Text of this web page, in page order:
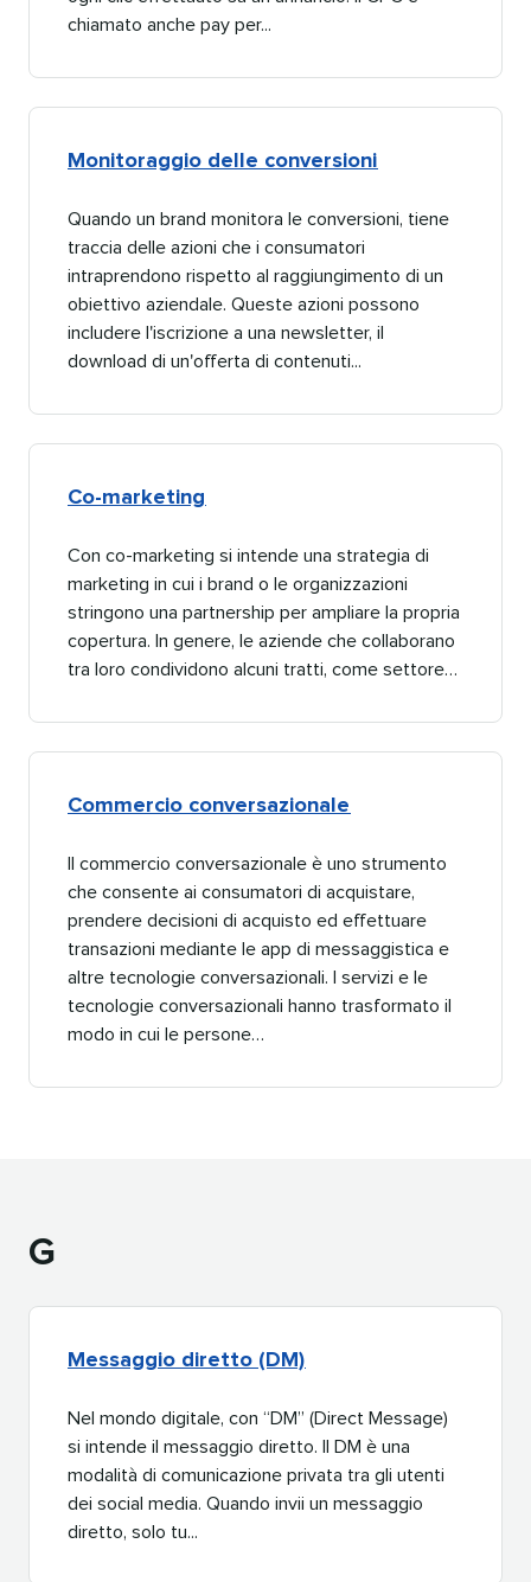
chiamato anche pay per...​​
Monitoraggio delle conversioni​​
Quando un brand monitora le conversioni, tiene
traccia delle azioni che i consumatori
intraprendono rispetto al raggiungimento di un
obiettivo aziendale. Queste azioni possono
includere l'iscrizione a una newsletter, il
download di un'offerta di contenuti...​​
Co-marketing​​
Con co-marketing si intende una strategia di
marketing in cui i brand o le organizzazioni
stringono una partnership per ampliare la propria
copertura. In genere, le aziende che collaborano
tra loro condividono alcuni tratti, come settore…​​
Commercio conversazionale​​
Il commercio conversazionale è uno strumento
che consente ai consumatori di acquistare,
prendere decisioni di acquisto ed effettuare
transazioni mediante le app di messaggistica e
altre tecnologie conversazionali. I servizi e le
tecnologie conversazionali hanno trasformato il
modo in cui le persone…​​
G​​
Messaggio diretto (DM)​​
Nel mondo digitale, con “DM” (Direct Message)
si intende il messaggio diretto. Il DM è una
modalità di comunicazione privata tra gli utenti
dei social media. Quando invii un messaggio
diretto, solo tu...​​